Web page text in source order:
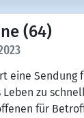
(64)
eine Sendung
zu
für